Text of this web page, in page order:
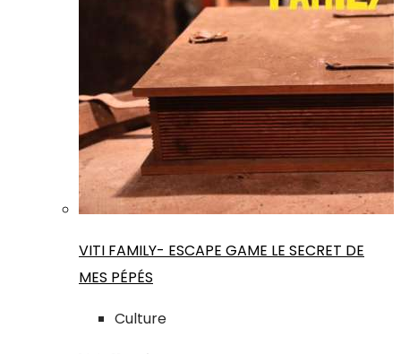
VITI FAMILY- ESCAPE GAME LE SECRET DE
MES PÉPÉS
Culture